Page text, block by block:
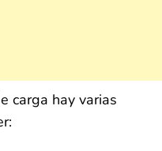
carga hay varias